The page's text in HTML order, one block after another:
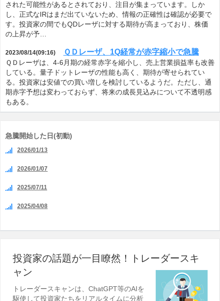
された可能性があるとされており、注目が集まっています。しか
し、正式なIRはまだ出ていないため、情報の正確性は確認が必要で
す。投資家の間でもQDレーザに対する期待が高まっており、株価
の上昇が予…
2023/08/14(09:16) ＱＤレーザ、1Q経常が赤字縮小で急騰
ＱＤレーザは、4-6月期の経常赤字を縮小し、売上営業損益率も改善
している。量子ドットレーザの性能も高く、期待が寄せられてい
る。投資家は安値での買い増しを検討しているようだ。ただし、通
期赤字予想は変わっておらず、将来の成長見込みについて不透明感
もある。
急騰開始した日(初動)
2026/01/13
2026/01/07
2025/07/11
2025/04/08
投資家の話題が一目瞭然！トレーダースキ
ャン
トレーダースキャンは、ChatGPT等のAIを
駆使して投資家たちをリアルタイムに分析